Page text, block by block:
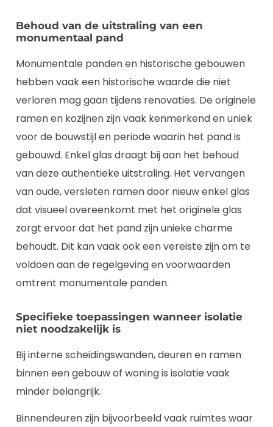
Behoud van de uitstraling van een
monumentaal pand
Monumentale panden en historische gebouwen
hebben vaak een historische waarde die niet
verloren mag gaan tijdens renovaties. De originele
ramen en kozijnen zijn vaak kenmerkend en uniek
voor de bouwstijl en periode waarin het pand is
gebouwd. Enkel glas draagt bij aan het behoud
van deze authentieke uitstraling. Het vervangen
van oude, versleten ramen door nieuw enkel glas
dat visueel overeenkomt met het originele glas
zorgt ervoor dat het pand zijn unieke charme
behoudt. Dit kan vaak ook een vereiste zijn om te
voldoen aan de regelgeving en voorwaarden
omtrent monumentale panden.
Specifieke toepassingen wanneer isolatie
niet noodzakelijk is
Bij interne scheidingswanden, deuren en ramen
binnen een gebouw of woning is isolatie vaak
minder belangrijk.
Binnendeuren zijn bijvoorbeeld vaak ruimtes waar